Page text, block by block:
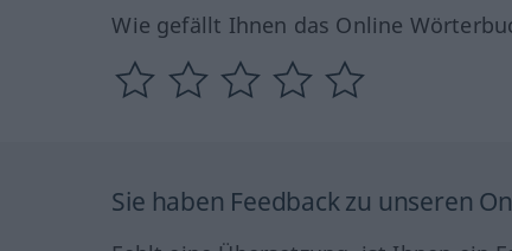
Wie gefällt Ihnen das Online
Sie haben Feedback zu unseren